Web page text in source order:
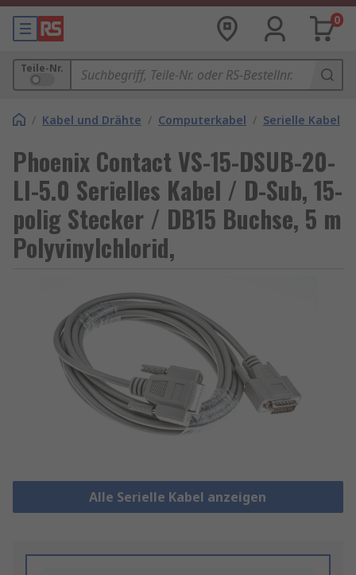
0
Teile-Nr.
/ Kabel und Drähte / Computerkabel / Serielle Kabel
Phoenix Contact VS-15-DSUB-20-
LI-5.0 Serielles Kabel / D-Sub, 15-
polig Stecker / DB15 Buchse, 5 m
Polyvinylchlorid,
Alle Serielle Kabel anzeigen